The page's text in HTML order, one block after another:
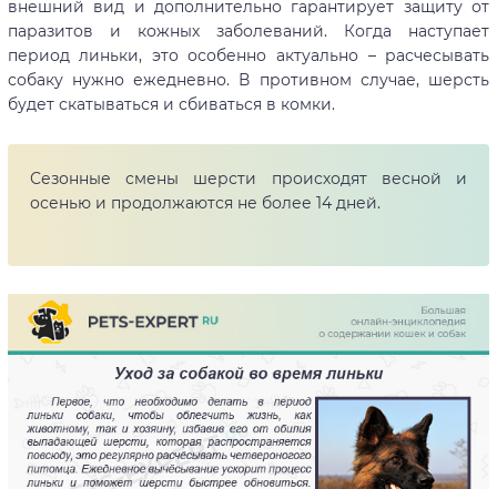
внешний вид и дополнительно гарантирует защиту от
паразитов и кожных заболеваний. Когда наступает
период линьки, это особенно актуально – расчесывать
собаку нужно ежедневно. В противном случае, шерсть
будет скатываться и сбиваться в комки.
Сезонные смены шерсти происходят весной и
осенью и продолжаются не более 14 дней.